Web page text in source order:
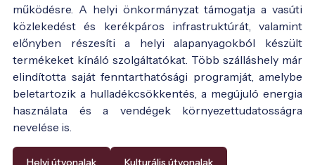
működésre. A helyi önkormányzat támogatja a vasúti
közlekedést és kerékpáros infrastruktúrát, valamint
előnyben részesíti a helyi alapanyagokból készült
termékeket kínáló szolgáltatókat. Több szálláshely már
elindította saját fenntarthatósági programját, amelybe
beletartozik a hulladékcsökkentés, a megújuló energia
használata és a vendégek környezettudatosságra
nevelése is.
Helyi útvonalak Kulturális útvonalak